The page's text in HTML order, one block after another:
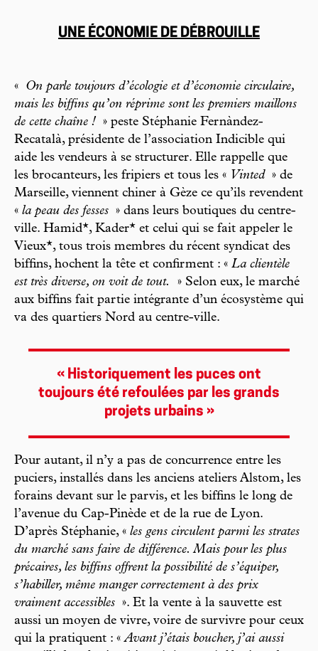
UNE ÉCONOMIE DE DÉBROUILLE
«
On parle toujours d’écologie et d’économie circulaire,
mais les biffins qu’on réprime sont les premiers maillons
de cette chaîne ! » peste Stéphanie Fernàndez-
Recatalà, présidente de l’association Indicible qui
aide les vendeurs à se structurer. Elle rappelle que
les brocanteurs, les fripiers et tous les « Vinted » de
Marseille, viennent chiner à Gèze ce qu’ils revendent
« la peau des fesses » dans leurs boutiques du centre-
ville. Hamid*, Kader* et celui qui se fait appeler le
Vieux*, tous trois membres du récent syndicat des
biffins, hochent la tête et confirment : « La clientèle
est très diverse, on voit de tout.
» Selon eux, le marché
aux biffins fait partie intégrante d’un écosystème qui
va des quartiers Nord au centre-ville.
« Historiquement les puces ont
toujours été refoulées par les grands
projets urbains »
Pour autant, il n’y a pas de concurrence entre les
puciers, installés dans les anciens ateliers Alstom, les
forains devant sur le parvis, et les biffins le long de
l’avenue du Cap-Pinède et de la rue de Lyon.
D’après Stéphanie, « les gens circulent parmi les strates
du marché sans faire de différence. Mais pour les plus
précaires, les biffins offrent la possibilité de s’équiper,
s’habiller, même manger correctement à des prix
vraiment accessibles ». Et la vente à la sauvette est
aussi un moyen de vivre, voire de survivre pour ceux
qui la pratiquent : «Avant j’étais boucher, j’ai aussi